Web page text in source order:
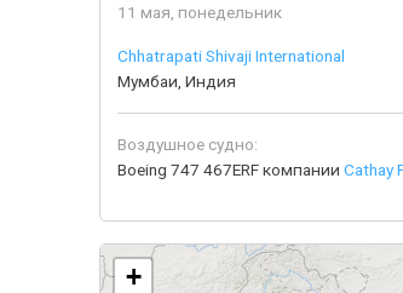
11 мая, понедельник
Chhatrapati Shivaji International
Мумбаи, Индия
Воздушное судно:
Boeing 747 467ERF компании Cathay
+